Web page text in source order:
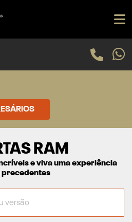
RAM
e viva uma experiência
precedentes